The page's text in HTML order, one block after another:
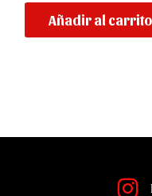
Añadir al carrito